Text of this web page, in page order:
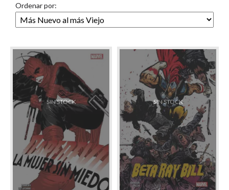
Ordenar por:
SIN STOCK SIN STOCK